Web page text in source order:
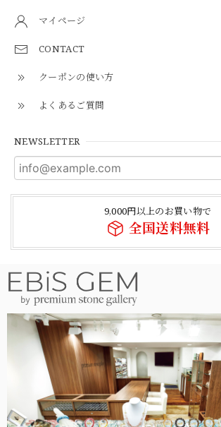
マイページ
CONTACT
クーポンの使い方
よくあるご質問
NEWSLETTER
9,000円以上のお買い物で
全国送料無料